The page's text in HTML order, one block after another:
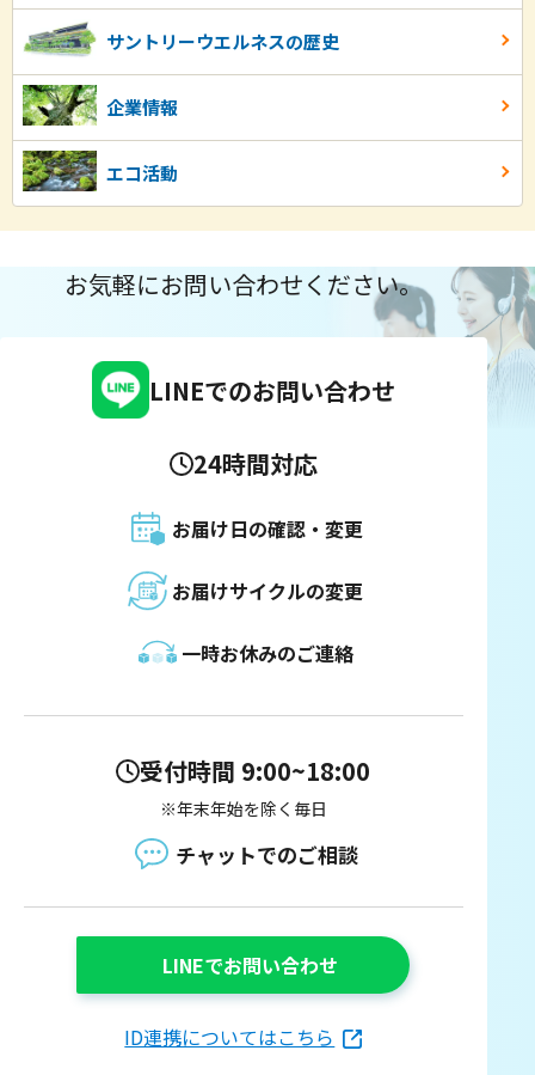
サントリーウエルネスの歴史
企業情報
エコ活動
お気軽にお問い合わせください。
LINEでのお問い合わせ
24時間対応
お届け日の確認・変更
お届けサイクルの変更
一時お休みのご連絡
受付時間 9:00~18:00
※年末年始を除く毎日
チャットでのご相談
LINEでお問い合わせ
ID連携についてはこちら